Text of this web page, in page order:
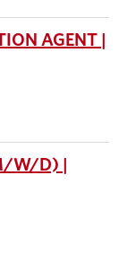
AGENT |
W/D) |